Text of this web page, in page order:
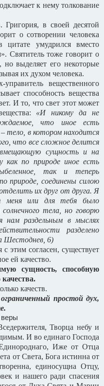
к нему толкование
в своей десятой
о сотворении человека
умудрился вместо
Святитель тоже говорит о
но выделяет его некоторые
их духом человека.
вещественного
способность вещества
И то, что свет этот может
«И никому да не
что иное есть
тело, в котором находится
что все сложное делится
сущность и на
как по природе иное есть
так и теперь
природе, соединены силою
их друг от друга. Я
или для тебя было
тела, но говорю
нам раздельным в мыслях
разделено
Шестоднев, 6)
этим согласен, существует
ей качество.
сущность, способную
качеств.
простой дух,
Творца небу и
И во единаго Господа
Иже от Отца
от Света, Бога истинна от
единосущна Отцу,
и нашего ради спасения